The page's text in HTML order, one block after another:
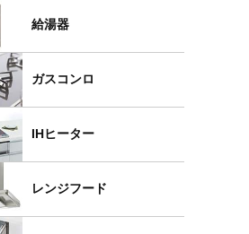
給湯器
ガスコンロ
IHヒーター
レンジフード